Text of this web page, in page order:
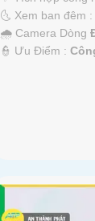
🌜 Xem ban đêm
🌧️ Camera Dòng
️👮 Ưu Điểm :